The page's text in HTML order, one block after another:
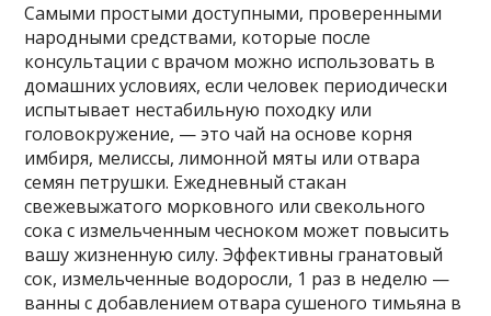
Самыми простыми доступными, проверенными
народными средствами, которые после
консультации с врачом можно использовать в
домашних условиях, если человек периодически
испытывает нестабильную походку или
головокружение, — это чай на основе корня
имбиря, мелиссы, лимонной мяты или отвара
семян петрушки. Ежедневный стакан
свежевыжатого морковного или свекольного
сока с измельченным чесноком может повысить
вашу жизненную силу. Эффективны гранатовый
сок, измельченные водоросли, 1 раз в неделю —
ванны с добавлением отвара сушеного тимьяна в